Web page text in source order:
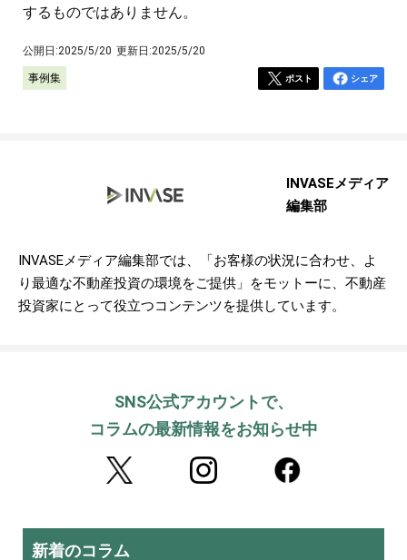
するものではありません。
公開日:2025/5/20 更新日:2025/5/20
事例集 ポスト シェア
INVASEメディア
編集部
INVASEメディア編集部では、「お客様の状況に合わせ、よ
り最適な不動産投資の環境をご提供」をモットーに、不動産
投資家にとって役立つコンテンツを提供しています。
SNS公式アカウントで、
コラムの最新情報をお知らせ中
新着のコラム